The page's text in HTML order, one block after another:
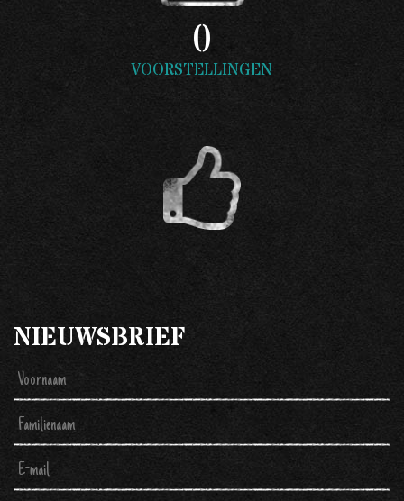
0
VOORSTELLINGEN
NIEUWSBRIEF